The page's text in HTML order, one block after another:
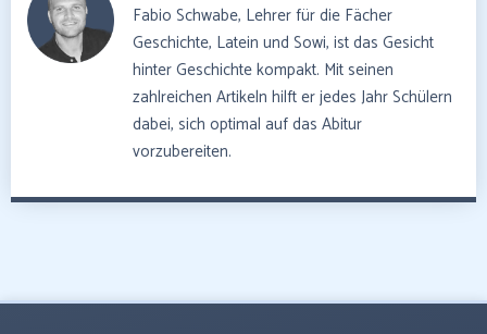
Fabio Schwabe, Lehrer für die Fächer
Geschichte, Latein und Sowi, ist das Gesicht
hinter Geschichte kompakt. Mit seinen
zahlreichen Artikeln hilft er jedes Jahr Schülern
dabei, sich optimal auf das Abitur
vorzubereiten.